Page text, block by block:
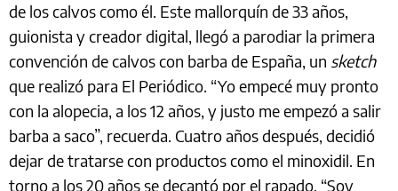
de los calvos como él. Este mallorquín de 33 años,
guionista y creador digital, llegó a parodiar la primera
convención de calvos con barba de España, un sketch
que realizó para El Periódico. “Yo empecé muy pronto
con la alopecia, a los 12 años, y justo me empezó a salir
barba a saco”, recuerda. Cuatro años después, decidió
dejar de tratarse con productos como el minoxidil. En
torno a los 20 años se decantó por el rapado. “Soy